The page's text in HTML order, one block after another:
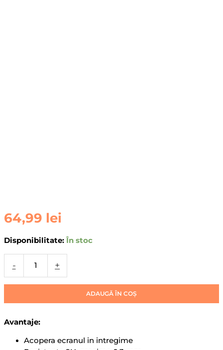
64,99 lei
Disponibilitate: În stoc
-
Cantitate
Folie
de
sticla
pentru
iPhone
+
ADAUGĂ ÎN COȘ
Avantaje:
Acopera ecranul in intregime